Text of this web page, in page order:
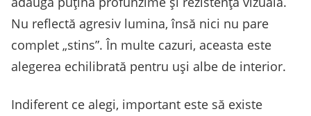
Nu reflectă agresiv lumina, însă nici nu pare
complet „stins”. În multe cazuri, aceasta este
alegerea echilibrată pentru uși albe de interior.
Indiferent ce alegi, important este să existe